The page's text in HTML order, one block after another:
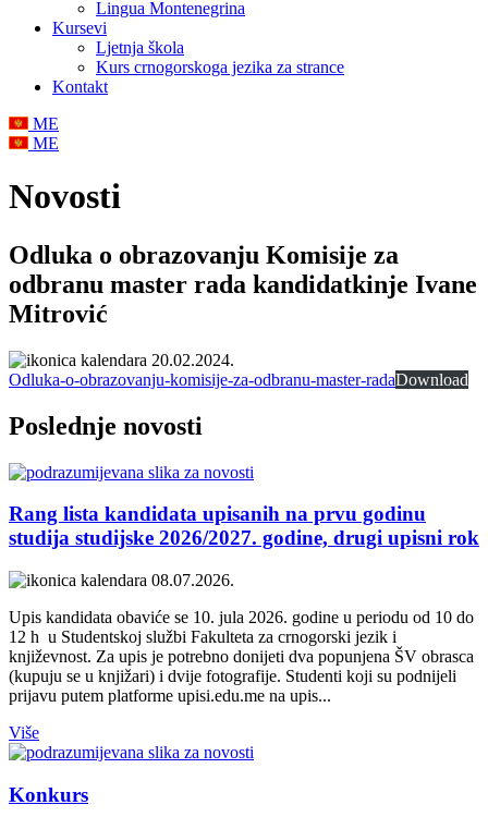
Lingua Montenegrina
Kursevi
Ljetnja škola
Kurs crnogorskoga jezika za strance
Kontakt
ME
ME
Novosti
Odluka o obrazovanju Komisije za
odbranu master rada kandidatkinje Ivane
Mitrović
20.02.2024.
Odluka-o-obrazovanju-komisije-za-odbranu-master-radaDownload
Poslednje novosti
Rang lista kandidata upisanih na prvu godinu
studija studijske 2026/2027. godine, drugi upisni rok
08.07.2026.
Upis kandidata obaviće se 10. jula 2026. godine u periodu od 10 do
12 h u Studentskoj službi Fakulteta za crnogorski jezik i
književnost. Za upis je potrebno donijeti dva popunjena ŠV obrasca
(kupuju se u knjižari) i dvije fotografije. Studenti koji su podnijeli
prijavu putem platforme upisi.edu.me na upis...
Više
Konkurs